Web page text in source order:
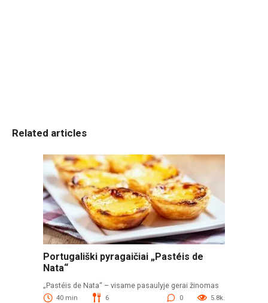
Related articles
Portugališki pyragaičiai „Pastéis de
Nata“
„Pastéis de Nata“ – visame pasaulyje gerai žinomas
40 min 6 0 5.8k.